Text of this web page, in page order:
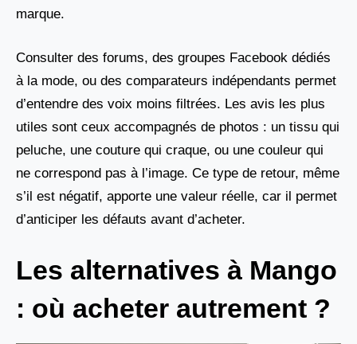
marque.
Consulter des forums, des groupes Facebook dédiés
à la mode, ou des comparateurs indépendants permet
d’entendre des voix moins filtrées. Les avis les plus
utiles sont ceux accompagnés de photos : un tissu qui
peluche, une couture qui craque, ou une couleur qui
ne correspond pas à l’image. Ce type de retour, même
s’il est négatif, apporte une valeur réelle, car il permet
d’anticiper les défauts avant d’acheter.
Les alternatives à Mango
: où acheter autrement ?